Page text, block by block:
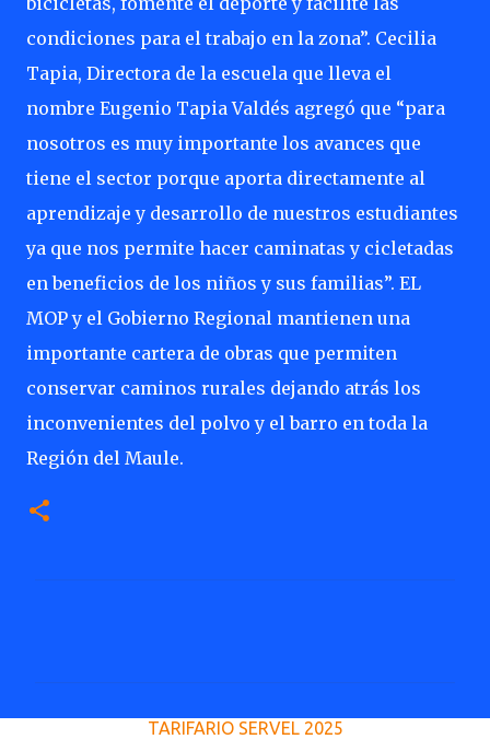
condiciones para el trabajo en la zona”. Cecilia
Tapia, Directora de la escuela que lleva el
nombre Eugenio Tapia Valdés agregó que “para
nosotros es muy importante los avances que
tiene el sector porque aporta directamente al
aprendizaje y desarrollo de nuestros estudiantes
ya que nos permite hacer caminatas y cicletadas
en beneficios de los niños y sus familias”. EL
MOP y el Gobierno Regional mantienen una
importante cartera de obras que permiten
conservar caminos rurales dejando atrás los
inconvenientes del polvo y el barro en toda la
Región del Maule.
TARIFARIO SERVEL 2025